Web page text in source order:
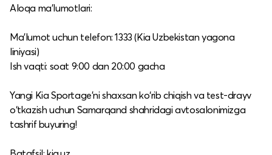
Aloqa ma’lumotlari:
Ma’lumot uchun telefon: 1333 (Kia Uzbekistan yagona
liniyasi)​
Ish vaqti: soat 9:00 dan 20:00 gacha​
Yangi Kia Sportage'ni shaxsan ko‘rib chiqish va test-drayv
o‘tkazish uchun Samarqand shahridagi avtosalonimizga
tashrif buyuring!​